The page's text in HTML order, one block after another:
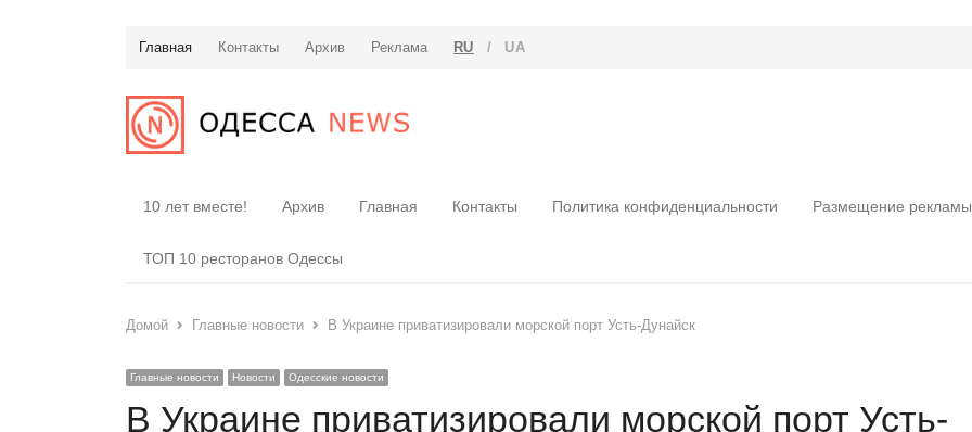
Главная Контакты Архив Реклама RU / UA
10 лет вместе! Архив Главная Контакты Политика конфиденциальности Размещение рекламы
ТОП 10 ресторанов Одессы
Домой Главные новости В Украине приватизировали морской порт Усть-Дунайск
Главные новости Новости Одесские новости
В Украине приватизировали морской порт Усть-